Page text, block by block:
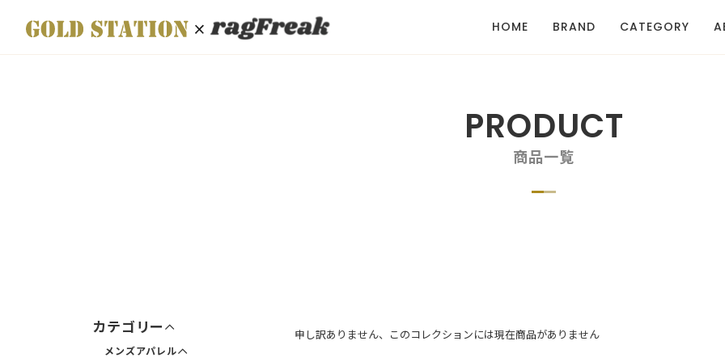
HOME BRAND CATEGORY
PRODUCT
商品一覧
カテゴリー
メンズアパレル
メニューを展開メニューを隠す 申し訳ありません、このコレクションには現在商品がありません